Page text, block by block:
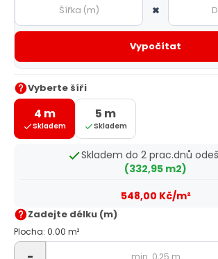
×
Vypočítat
Vyberte šíři
4 m
Skladem
5 m
Skladem
Zadejte délku (m)
Plocha: 0.00 m²
Skladem do 2 prac.dnů
(332,95 m2)
548,00 Kč/m²